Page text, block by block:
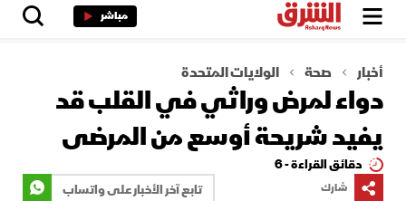
مباشر
أخبار صحة الولايات المتحدة
دواء لمرض وراثي في القلب قد
يفيد شريحة أوسع من المرضى
دقائق القراءة - 6
شارك
تابع آخر الأخبار على واتساب